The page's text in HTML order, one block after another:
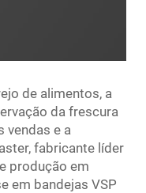
de alimentos, a
da frescura
vendas e a
fabricante líder
produção em
em bandejas VSP